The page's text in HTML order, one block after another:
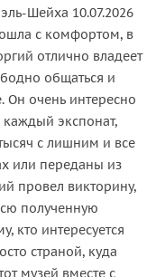
Шейха 10.07.2026
с комфортом, в
отлично владеет
общаться и
Он очень интересно
каждый экспонат,
с лишним и все
или переданы из
провел викторину,
полученную
кто интересуется
страной, куда
музей вместе с